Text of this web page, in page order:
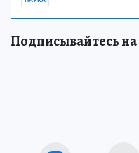
Подписывайтесь на